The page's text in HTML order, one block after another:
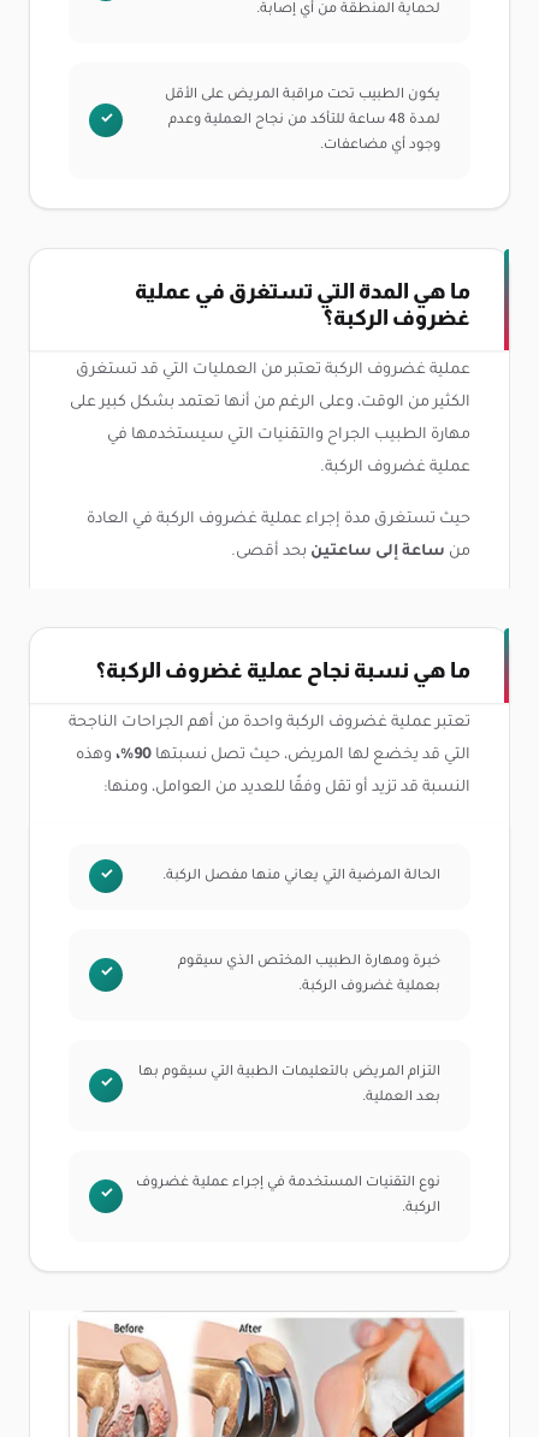
لحماية المنطقة من أي إصابة.
يكون الطبيب تحت مراقبة المريض على الأقل
لمدة 48 ساعة للتأكد من نجاح العملية وعدم
وجود أي مضاعفات.
ما هي المدة التي تستغرق في عملية
غضروف الركبة؟
عملية غضروف الركبة تعتبر من العمليات التي قد تستغرق
الكثير من الوقت، وعلى الرغم من أنها تعتمد بشكل كبير على
مهارة الطبيب الجراح والتقنيات التي سيستخدمها في
عملية غضروف الركبة.
حيث تستغرق مدة إجراء عملية غضروف الركبة في العادة
من ساعة إلى ساعتين بحد أقصى.
ما هي نسبة نجاح عملية غضروف الركبة؟
تعتبر عملية غضروف الركبة واحدة من أهم الجراحات الناجحة
التي قد يخضع لها المريض، حيث تصل نسبتها
وهذه
النسبة قد تزيد أو تقل وفقًا للعديد من العوامل، ومنها:
الحالة المرضية التي يعاني منها مفصل الركبة.
خبرة ومهارة الطبيب المختص الذي سيقوم
بعملية غضروف الركبة.
التزام المريض بالتعليمات الطبية التي سيقوم بها
بعد العملية.
نوع التقنيات المستخدمة في إجراء عملية غضروف
الركبة.